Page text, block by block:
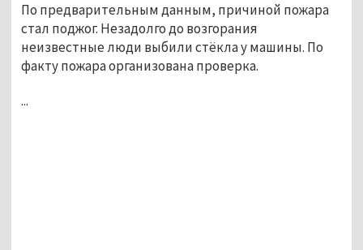
По предварительным данным, причиной пожара
стал поджог. Незадолго до возгорания
неизвестные люди выбили стёкла у машины. По
факту пожара организована проверка.
...